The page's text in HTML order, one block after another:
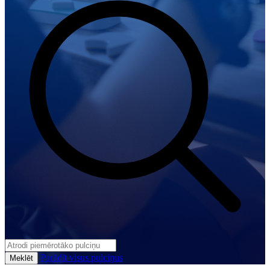
Meklēt Parādīt visus pulciņus